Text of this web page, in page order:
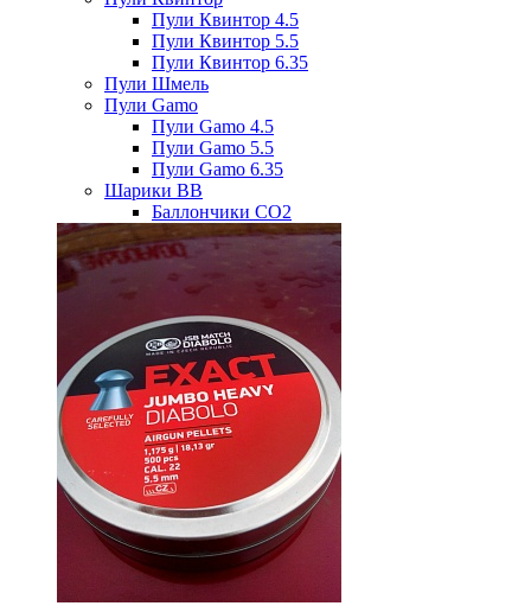
Пули Квинтор 4.5
Пули Квинтор 5.5
Пули Квинтор 6.35
Пули Шмель
Пули Gamo
Пули Gamo 4.5
Пули Gamo 5.5
Пули Gamo 6.35
Шарики BB
Баллончики CO2